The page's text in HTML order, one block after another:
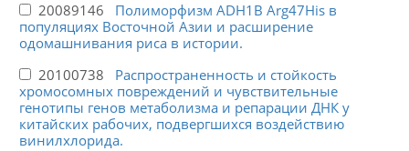
20089146 Полиморфизм ADH1B Arg47His в
популяциях Восточной Азии и расширение
одомашнивания риса в истории.
20100738 Распространенность и стойкость
хромосомных повреждений и чувствительные
генотипы генов метаболизма и репарации ДНК у
китайских рабочих, подвергшихся воздействию
винилхлорида.